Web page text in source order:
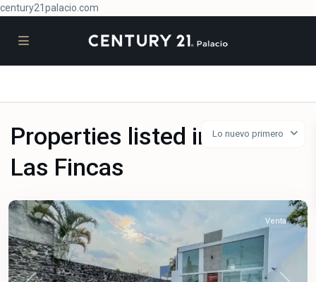
century21palacio.com
Lo nuevo primero
Properties listed in
Las Fincas
Fincas
Venta